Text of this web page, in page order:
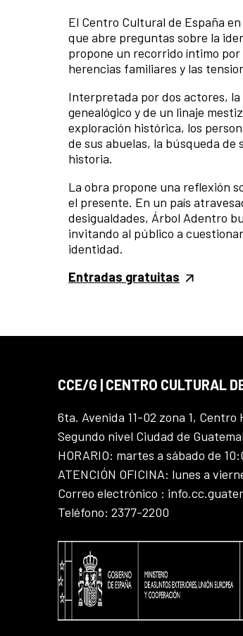
El Centro Cultural de España
que abre preguntas sobre la
propone un recorrido íntimo por
herencias familiares y las
Interpretada por dos actores,
genealógico y de un linaje
exploración histórica, los
de sus abuelas, la búsqueda
historia.
La obra propone una reflexión
el presente. En un país
desigualdades, Árbol Adentro
invitando al público a
identidad.
Entradas gratuitas
CCE/G | CENTRO CULTURAL
6ta. Avenida 11-02 zona 1,
Segundo nivel Ciudad de
HORARIO: martes a sábado de
ATENCIÓN OFICINA: lunes a
Correo electrónico :
Teléfono: 2377-2200